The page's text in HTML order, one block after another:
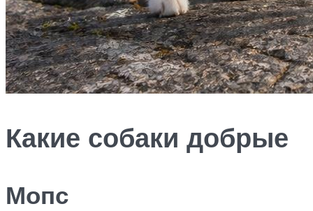
Какие собаки добрые
Мопс